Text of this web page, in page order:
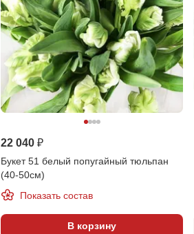
22 040 ₽
Букет 51 белый попугайный тюльпан
(40-50см)
Показать состав
В корзину